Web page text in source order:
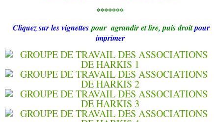
*******
Cliquez sur les vignettespour agrandir etlire, puis droitpour
imprimer